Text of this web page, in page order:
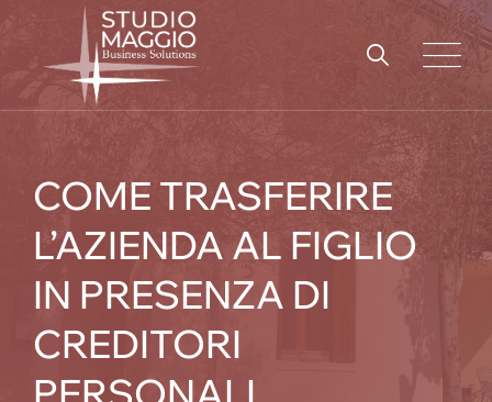
content
COME TRASFERIRE
L’AZIENDA AL FIGLIO
IN PRESENZA DI
CREDITORI